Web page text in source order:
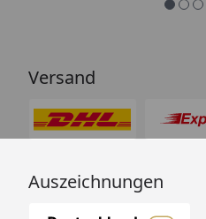
Versand
Auszeichnungen